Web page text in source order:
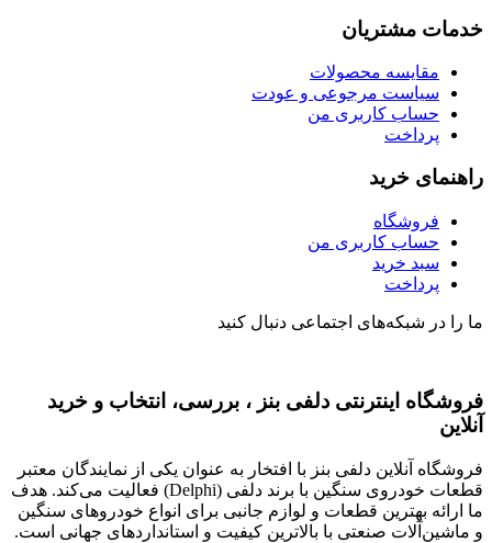
خدمات مشتریان
مقایسه محصولات
سیاست مرجوعی و عودت
حساب کاربری من
پرداخت
راهنمای خرید
فروشگاه
حساب کاربری من
سبد خرید
پرداخت
ما را در شبکه‌های اجتماعی دنبال کنید
فروشگاه اینترنتی دلفی بنز ، بررسی، انتخاب و خرید
آنلاین
فروشگاه آنلاین دلفی بنز با افتخار به عنوان یکی از نمایندگان معتبر
قطعات خودروی سنگین با برند دلفی (Delphi) فعالیت می‌کند. هدف
ما ارائه بهترین قطعات و لوازم جانبی برای انواع خودروهای سنگین
و ماشین‌آلات صنعتی با بالاترین کیفیت و استانداردهای جهانی است.